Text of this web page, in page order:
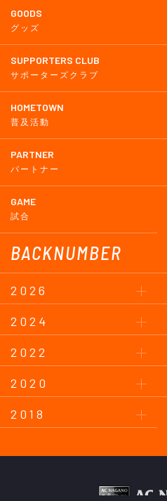
GOODS
グッズ
SUPPORTERS CLUB
サポーターズクラブ
HOMETOWN
普及活動
PARTNER
パートナー
GAME
試合
BACKNUMBER
2026
2024
2022
2020
2018